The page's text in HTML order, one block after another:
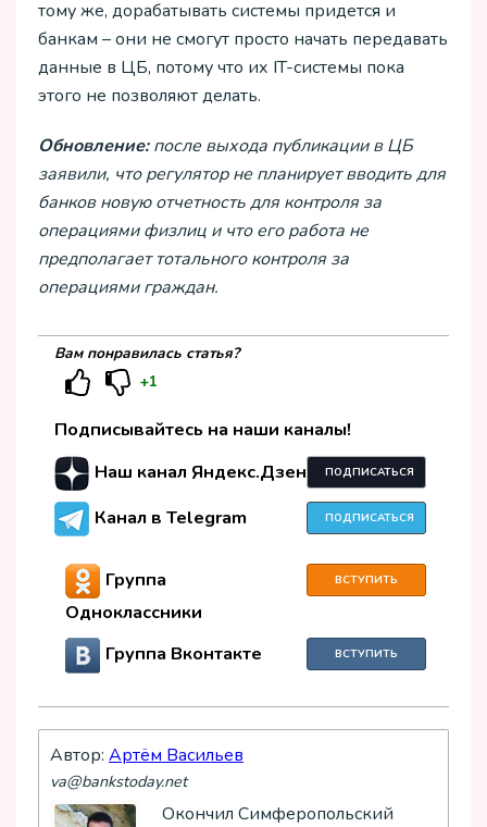
тому же, дорабатывать системы придется и
банкам – они не смогут просто начать передавать
данные в ЦБ, потому что их IT-системы пока
этого не позволяют делать.
Обновление:после выхода публикации в ЦБ
заявили, что регулятор не планирует вводить для
банков новую отчетность для контроля за
операциями физлиц и что его работа не
предполагает тотального контроля за
операциями граждан.
Вам понравилась статья?
+1
Подписывайтесь на наши каналы!
Наш канал Яндекс.Дзен
ПОДПИСАТЬСЯ
Канал в Telegram ПОДПИСАТЬСЯ
Группа
Одноклассники
ВСТУПИТЬ
Группа Вконтакте ВСТУПИТЬ
Автор: Артём Васильев
va@bankstoday.net
Окончил Симферопольский